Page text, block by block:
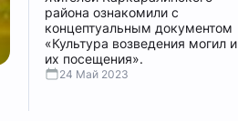
района ознакомили с
концептуальным документом
«Культура возведения могил и
их посещения».
24 Май 2023